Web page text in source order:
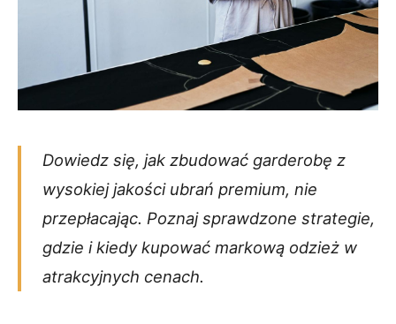
Dowiedz się, jak zbudować garderobę z
wysokiej jakości ubrań premium, nie
przepłacając. Poznaj sprawdzone strategie,
gdzie i kiedy kupować markową odzież w
atrakcyjnych cenach.